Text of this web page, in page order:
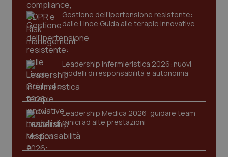
Tiroide
Tumore al seno
Tumore ovarico
Tumori del Polmone & Testa Collo
Tumori gastrointestinali
Ulcera & Reflusso
Gestione dell'Ipertensione resistente:
dalle Linee Guida alle terapie innovative
Leadership Infermieristica 2026: nuovi
modelli di responsabilità e autonomia
Leadership Medica 2026: guidare team
clinici ad alte prestazioni
Necessari
I cookie necessari contribuiscono a rendere fruibile il
sito web abilitandone funzionalità di base quali la
navigazione sulle pagine e l'accesso alle aree
protette del sito. Il sito web non è in grado di
funzionare correttamente senza questi cookie.
Nome
Fornitore/Dominio
VISITOR_PRIVACY_METADATA
YouTube
.youtube.com